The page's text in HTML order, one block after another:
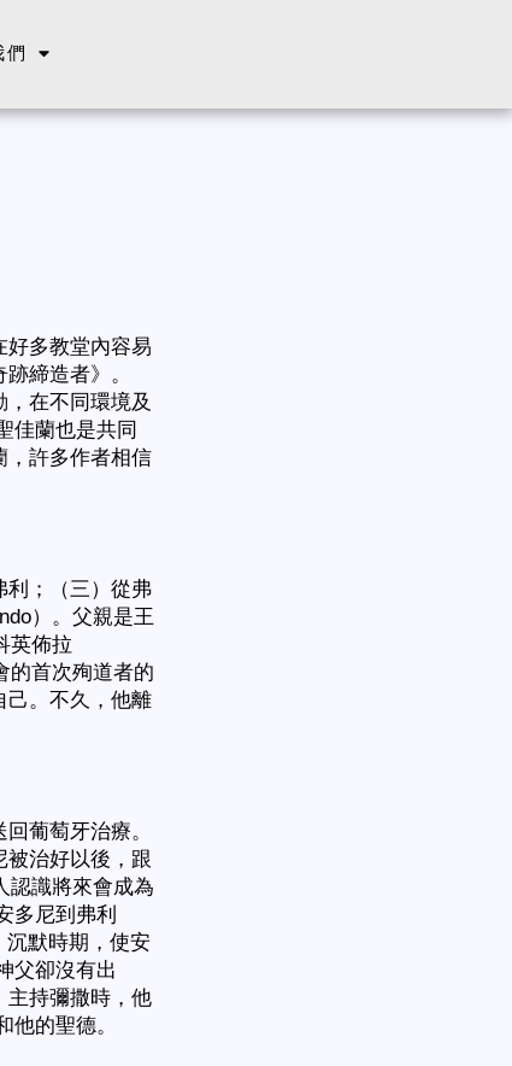
們
好多教堂內容易
締造者》。
在不同環境及
佳蘭也是共同
，許多作者相信
利；（三）從弗
）。父親是王
英佈拉
的首次殉道者的
己。不久，他離
葡萄牙治療。
被治好以後，跟
認識將來會成為
多尼到弗利
沉默時期，使安
父卻沒有出
主持彌撒時，他
他的聖德。